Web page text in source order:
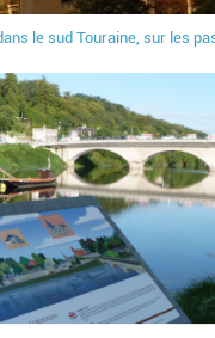
le sud Touraine, sur les